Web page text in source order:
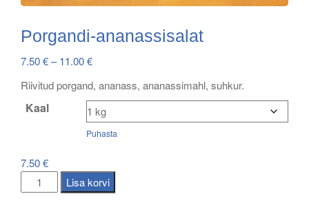
Porgandi-ananassisalat
7.50€– 11.00€Price
7.50 €
through
11.00 €
Riivitud porgand, ananass, ananassimahl, suhkur.
Kaal
Puhasta
7.50€
Porgandi-
ananassisalat
Lisa korvi